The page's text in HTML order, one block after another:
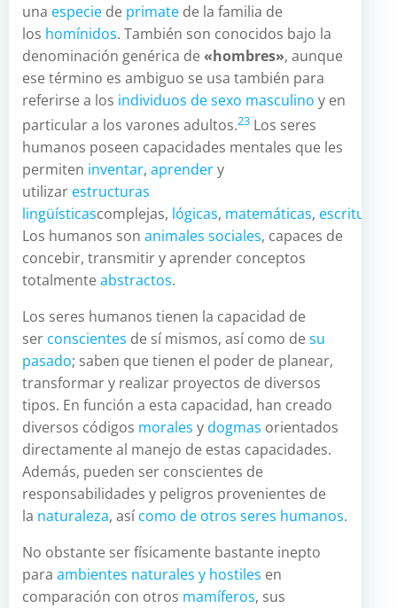
una especie de primate de la familia de
los homínidos. También son conocidos bajo la
denominación genérica de«hombres», aunque
ese término es ambiguo se usa también para
referirse a los individuos de sexo masculino y en
particular a los varones adultos.23 Los seres
humanos poseen capacidades mentales que les
permiten inventar, aprendery
utilizar estructuras
lingüísticascomplejas, lógicas, matemáticas, escritura
Los humanos son animales sociales, capaces de
concebir, transmitir y aprender conceptos
totalmenteabstractos.
Los seres humanos tienen la capacidad de
ser conscientes de sí mismos, así como desu
pasado; saben que tienen el poder de planear,
transformar y realizar proyectos de diversos
tipos. En función a esta capacidad, han creado
diversos códigos morales ydogmas orientados
directamente al manejo de estas capacidades.
Además, pueden ser conscientes de
responsabilidades y peligros provenientes de
la naturaleza, así como de otros seres humanos.
No obstante ser físicamente bastante inepto
para ambientes naturales y hostiles en
comparación con otros mamíferos, sus